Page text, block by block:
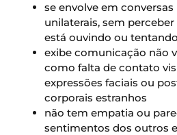
se envolve em
unilaterais, sem
está ouvindo ou
exibe comunicação não
como falta de contato
expressões faciais ou
corporais estranhos
não tem empatia ou
sentimentos dos outros